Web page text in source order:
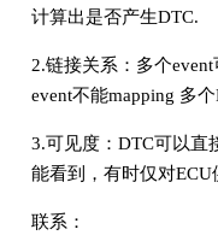
计算出是否产生DTC.
2.链接关系：多个
event不能mapping 多个
3.可见度：DTC可以直
能看到，有时仅对ECU
联系：